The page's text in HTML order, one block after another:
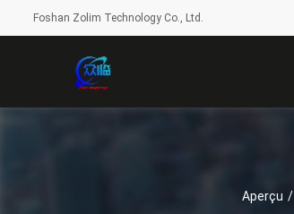
Foshan Zolim Technology Co., Ltd.
Aperçu /